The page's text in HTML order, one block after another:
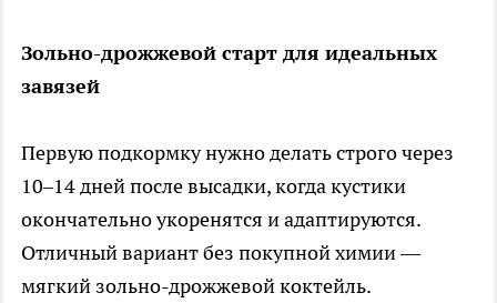
Зольно-дрожжевой старт для идеальных
завязей
Первую подкормку нужно делать строго через
10–14 дней после высадки, когда кустики
окончательно укоренятся и адаптируются.
Отличный вариант без покупной химии —
мягкий зольно-дрожжевой коктейль.